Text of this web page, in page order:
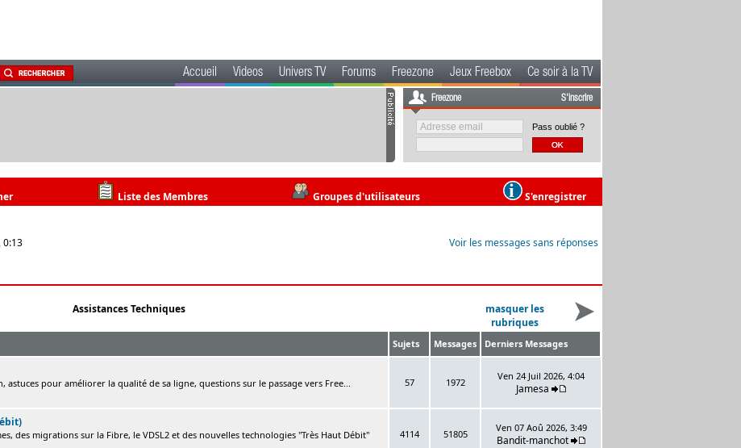
Accueil Videos Univers TV Forums Freezone Jeux Freebox Ce soir à la TV
Freezone S'inscrire
Pass oublié ?
Liste des Membres Groupes d'utilisateurs S'enregistrer
0:13
Voir les messages sans réponses
Assistances Techniques
masquer les
rubriques
Sujets Messages Derniers Messages
astuces pour améliorer la qualité de sa ligne, questions sur le passage vers Free... 57 1972
Ven 24 Juil 2026, 4:04
Jamesa
des migrations sur la Fibre, le VDSL2 et des nouvelles technologies "Très Haut Débit" 4114 51805
Ven 07 Aoû 2026, 3:49
Bandit-manchot